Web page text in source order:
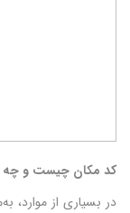
کد مکان چیست و چه
در بسیاری از موارد،